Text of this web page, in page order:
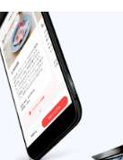
材料
名
コー
ヒー豆
（生豆
生産
国 ブ
ラジル
他） 内
容
合せさ
せてい
ただき
ます。
・子ど
もがた
くさん
訪れる
イベン
トで
山の麓
サーカ
スのメ
ンバー
がidea
of a
jokeさ
んに指
導いた
だきな
がら 心